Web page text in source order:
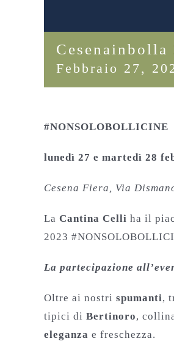
Cesenainbolla
Febbraio 27,
#NONSOLOBOLLICINE
lunedì 27 e martedì 28
Cesena Fiera, Via
La Cantina Celli ha il
2023
La partecipazione
Oltre ai nostri spumanti,
tipici di Bertinoro,
eleganza e freschezza.